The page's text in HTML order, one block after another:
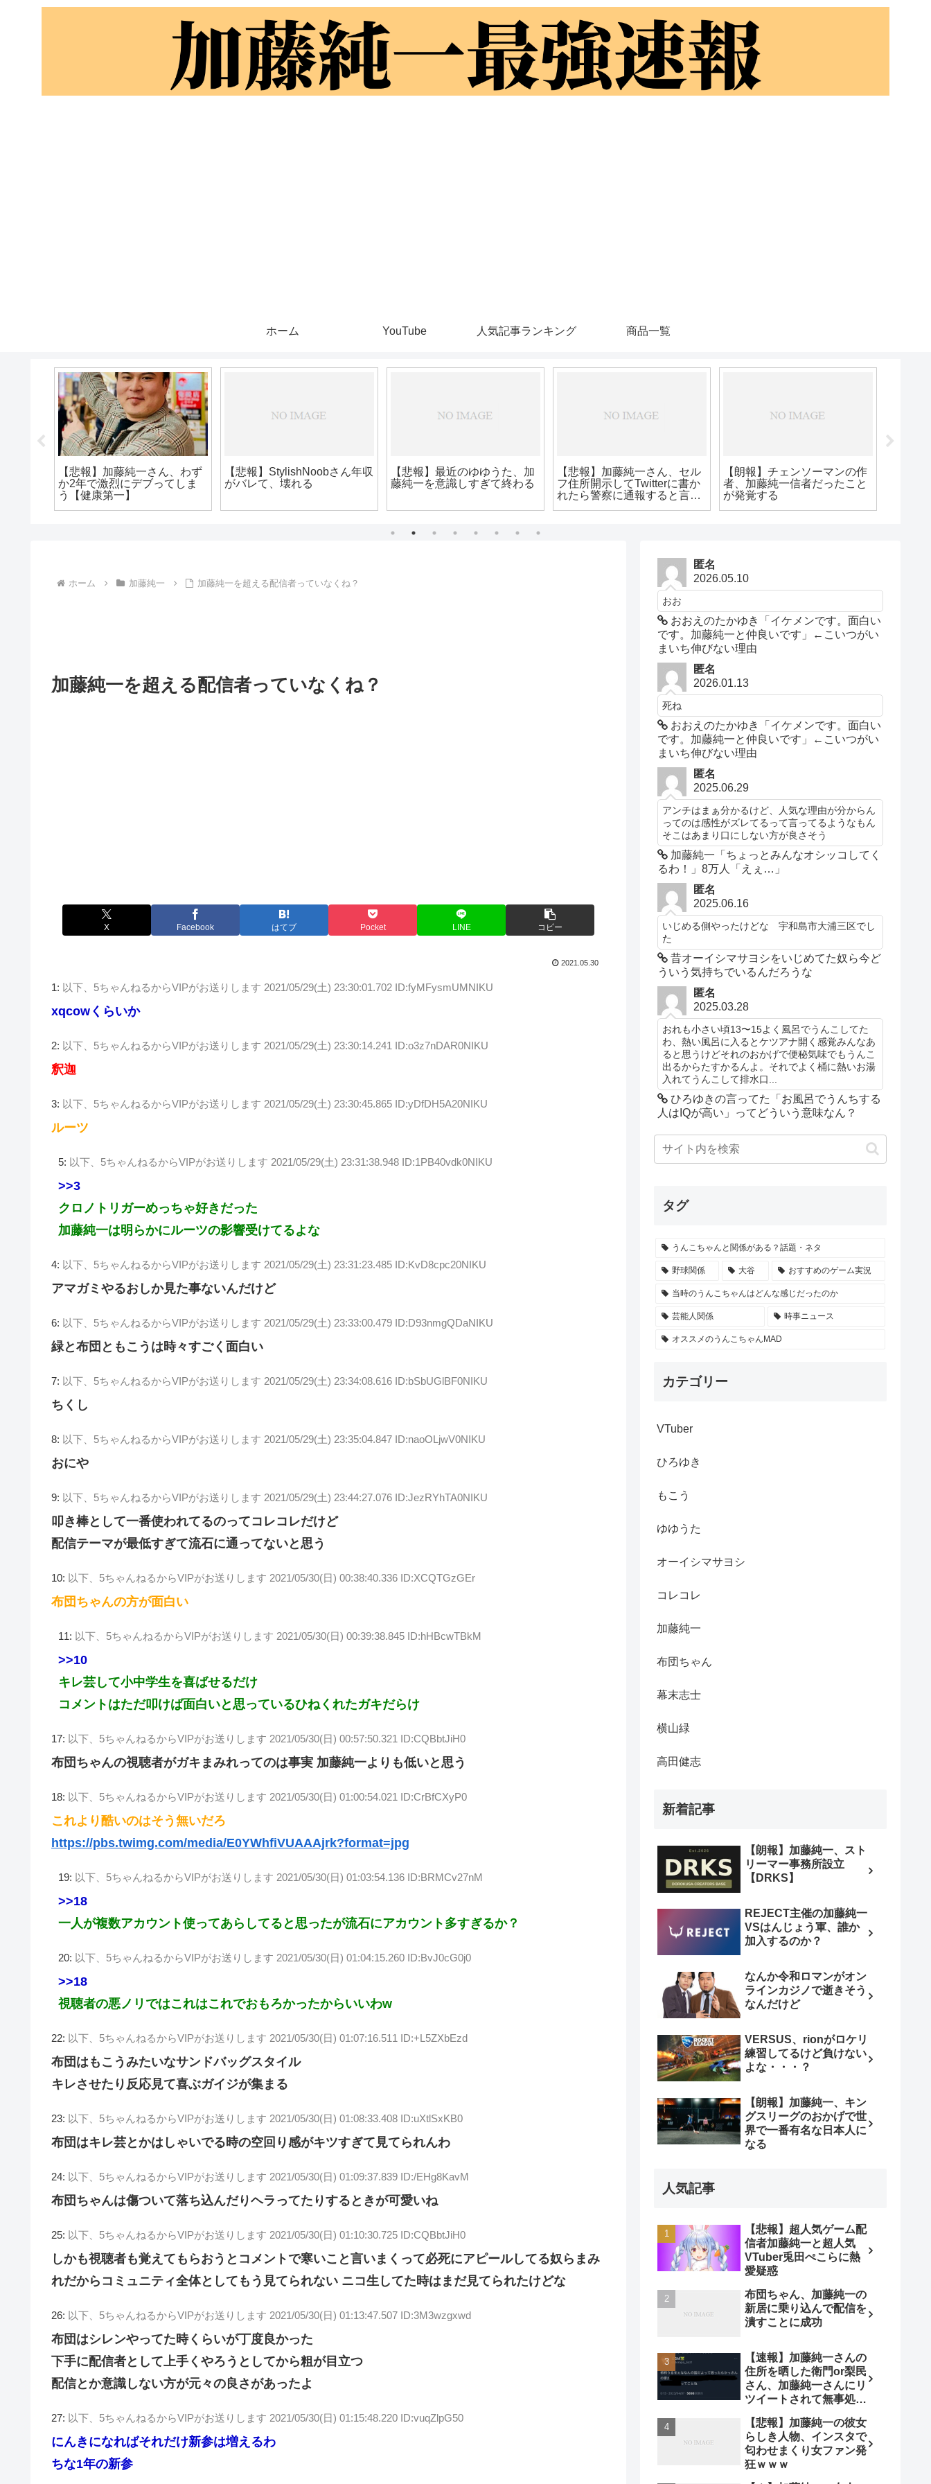
ホーム YouTube 人気記事ランキング 商品一覧
ソーマンの作
者だったこと
【速報】加藤純一さんの住所
を晒した衛門or梨民さん、加
藤純一さんにリツイートされ
【悲報】超人気ゲーム配信者
加藤純一と超人気VTuber兎田
ん殴ったら余裕、絶対負けな
スター頑張れ】
ホーム 加藤純一 加藤純一を超える配信者っていなくね？
加藤純一を超える配信者っていなくね？
X Facebook はてブ Pocket LINE コピー
2021.05.30
1: 以下、5ちゃんねるからVIPがお送りします 2021/05/29(土) 23:30:01.702 ID:fyMFysmUMNIKU
xqcowくらいか
2: 以下、5ちゃんねるからVIPがお送りします 2021/05/29(土) 23:30:14.241 ID:o3z7nDAR0NIKU
釈迦
3: 以下、5ちゃんねるからVIPがお送りします 2021/05/29(土) 23:30:45.865 ID:yDfDH5A20NIKU
ルーツ
5: 以下、5ちゃんねるからVIPがお送りします 2021/05/29(土) 23:31:38.948 ID:1PB40vdk0NIKU
>>3
クロノトリガーめっちゃ好きだった
加藤純一は明らかにルーツの影響受けてるよな
4: 以下、5ちゃんねるからVIPがお送りします 2021/05/29(土) 23:31:23.485 ID:KvD8cpc20NIKU
アマガミやるおしか見た事ないんだけど
6: 以下、5ちゃんねるからVIPがお送りします 2021/05/29(土) 23:33:00.479 ID:D93nmgQDaNIKU
緑と布団ともこうは時々すごく面白い
7: 以下、5ちゃんねるからVIPがお送りします 2021/05/29(土) 23:34:08.616 ID:bSbUGlBF0NIKU
ちくし
8: 以下、5ちゃんねるからVIPがお送りします 2021/05/29(土) 23:35:04.847 ID:naoOLjwV0NIKU
おにや
9: 以下、5ちゃんねるからVIPがお送りします 2021/05/29(土) 23:44:27.076 ID:JezRYhTA0NIKU
叩き棒として一番使われてるのってコレコレだけど
配信テーマが最低すぎて流石に通ってないと思う
10: 以下、5ちゃんねるからVIPがお送りします 2021/05/30(日) 00:38:40.336 ID:XCQTGzGEr
布団ちゃんの方が面白い
11: 以下、5ちゃんねるからVIPがお送りします 2021/05/30(日) 00:39:38.845 ID:hHBcwTBkM
>>10
キレ芸して小中学生を喜ばせるだけ
コメントはただ叩けば面白いと思っているひねくれたガキだらけ
17: 以下、5ちゃんねるからVIPがお送りします 2021/05/30(日) 00:57:50.321 ID:CQBbtJiH0
布団ちゃんの視聴者がガキまみれってのは事実 加藤純一よりも低いと思う
18: 以下、5ちゃんねるからVIPがお送りします 2021/05/30(日) 01:00:54.021 ID:CrBfCXyP0
これより酷いのはそう無いだろ
https://pbs.twimg.com/media/E0YWhfiVUAAAjrk?format=jpg
19: 以下、5ちゃんねるからVIPがお送りします 2021/05/30(日) 01:03:54.136 ID:BRMCv27nM
>>18
一人が複数アカウント使ってあらしてると思ったが流石にアカウント多すぎるか？
20: 以下、5ちゃんねるからVIPがお送りします 2021/05/30(日) 01:04:15.260 ID:BvJ0cG0j0
>>18
視聴者の悪ノリではこれはこれでおもろかったからいいわw
22: 以下、5ちゃんねるからVIPがお送りします 2021/05/30(日) 01:07:16.511 ID:+L5ZXbEzd
布団はもこうみたいなサンドバッグスタイル
キレさせたり反応見て喜ぶガイジが集まる
23: 以下、5ちゃんねるからVIPがお送りします 2021/05/30(日) 01:08:33.408 ID:uXtlSxKB0
布団はキレ芸とかはしゃいでる時の空回り感がキツすぎて見てられんわ
24: 以下、5ちゃんねるからVIPがお送りします 2021/05/30(日) 01:09:37.839 ID:/EHg8KavM
布団ちゃんは傷ついて落ち込んだりヘラってたりするときが可愛いね
25: 以下、5ちゃんねるからVIPがお送りします 2021/05/30(日) 01:10:30.725 ID:CQBbtJiH0
しかも視聴者も覚えてもらおうとコメントで寒いこと言いまくって必死にアピールしてる奴らまみ
れだからコミュニティ全体としてもう見てられない ニコ生してた時はまだ見てられたけどな
26: 以下、5ちゃんねるからVIPがお送りします 2021/05/30(日) 01:13:47.507 ID:3M3wzgxwd
布団はシレンやってた時くらいが丁度良かった
下手に配信者として上手くやろうとしてから粗が目立つ
配信とか意識しない方が元々の良さがあったよ
27: 以下、5ちゃんねるからVIPがお送りします 2021/05/30(日) 01:15:48.220 ID:vuqZlpG50
にんきになればそれだけ新参は増えるわ
ちな1年の新参
匿名
2026.05.10
おお
おおえのたかゆき「イケメンです。面白い
です。加藤純一と仲良いです」←こいつがい
まいち伸びない理由
匿名
2026.01.13
死ね
おおえのたかゆき「イケメンです。面白い
です。加藤純一と仲良いです」←こいつがい
まいち伸びない理由
匿名
2025.06.29
アンチはまぁ分かるけど、人気な理由が分からん
ってのは感性がズレてるって言ってるようなもん
そこはあまり口にしない方が良さそう
加藤純一「ちょっとみんなオシッコしてく
るわ！」8万人「えぇ…」
匿名
2025.06.16
いじめる側やったけどな 宇和島市大浦三区でし
た
昔オーイシマサヨシをいじめてた奴ら今ど
ういう気持ちでいるんだろうな
匿名
2025.03.28
おれも小さい頃13〜15よく風呂でうんこしてた
わ、熱い風呂に入るとケツアナ開く感覚みんなあ
ると思うけどそれのおかげで便秘気味でもうんこ
出るからたすかるんよ。それでよく桶に熱いお湯
入れてうんこして排水口...
ひろゆきの言ってた「お風呂でうんちする
人はIQが高い」ってどういう意味なん？
タグ
うんこちゃんと関係がある？話題・ネタ
野球関係 大谷 おすすめのゲーム実況
当時のうんこちゃんはどんな感じだったのか
芸能人関係 時事ニュース
オススメのうんこちゃんMAD
カテゴリー
VTuber
ひろゆき
もこう
ゆゆうた
オーイシマサヨシ
コレコレ
加藤純一
布団ちゃん
幕末志士
横山緑
高田健志
新着記事
【朗報】加藤純一、スト
リーマー事務所設立
【DRKS】
REJECT主催の加藤純一
VSはんじょう軍、誰か
加入するのか？
なんか令和ロマンがオン
ラインカジノで逝きそう
なんだけど
VERSUS、rionがロケリ
練習してるけど負けない
よな・・・？
【朗報】加藤純一、キン
グスリーグのおかげで世
界で一番有名な日本人に
なる
人気記事
【悲報】超人気ゲーム配
信者加藤純一と超人気
VTuber兎田ぺこらに熱
愛疑惑
布団ちゃん、加藤純一の
新居に乗り込んで配信を
潰すことに成功
【速報】加藤純一さんの
住所を晒した衛門or梨民
さん、加藤純一さんにリ
ツイートされて無事処さ
【悲報】加藤純一の彼女
らしき人物、インスタで
匂わせまくり女ファン発
狂ｗｗｗ